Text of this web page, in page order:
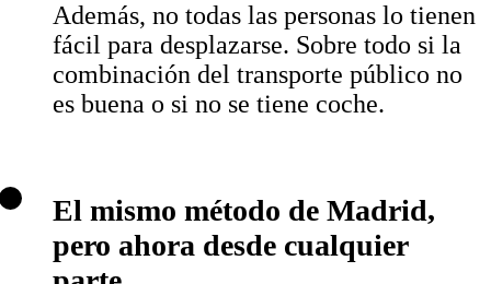
Además, no todas las personas lo tienen
fácil para desplazarse. Sobre todo si la
combinación del transporte público no
es buena o si no se tiene coche.
El mismo método de Madrid,
pero ahora desde cualquier